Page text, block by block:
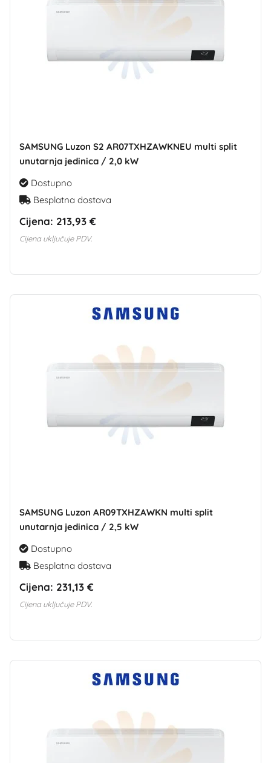
SAMSUNG Luzon S2 AR07TXHZAWKNEU multi split
unutarnja jedinica / 2,0 kW
Dostupno
Besplatna dostava
Cijena: 213,93 €
Cijena uključuje PDV.
SAMSUNG Luzon AR09TXHZAWKN multi split
unutarnja jedinica / 2,5 kW
Dostupno
Besplatna dostava
Cijena: 231,13 €
Cijena uključuje PDV.